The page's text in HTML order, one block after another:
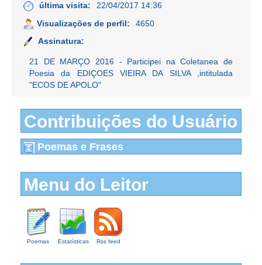
última visita:
22/04/2017 14:36
Visualizações de perfil:
4650
Assinatura:
21 DE MARÇO 2016 - Participei na Coletanea de
Poesia da EDIÇOES VIEIRA DA SILVA ,intitulada
"ECOS DE APOLO"
Contribuições do Usuário
Poemas e Frases
Menu do Leitor
Poemas Estatísticas Rss feed